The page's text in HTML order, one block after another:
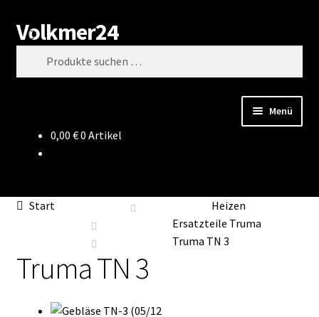
Zur
Navigation
springen
Zum
Inhalt
springen
Volkmer24
Suchen
Menü
0,00 €0 Artikel
Start
Heizen
Ersatzteile Truma
Truma TN 3
Truma TN 3